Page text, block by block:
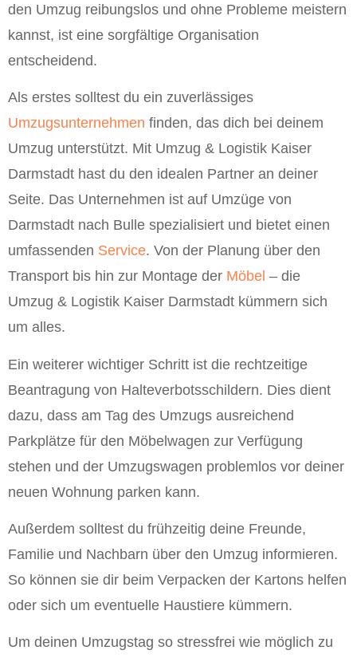
den Umzug reibungslos und ohne Probleme meistern
kannst, ist eine sorgfältige Organisation
entscheidend.
Als erstes solltest du ein zuverlässiges
Umzugsunternehmen finden, das dich bei deinem
Umzug unterstützt. Mit Umzug & Logistik Kaiser
Darmstadt hast du den idealen Partner an deiner
Seite. Das Unternehmen ist auf Umzüge von
Darmstadt nach Bulle spezialisiert und bietet einen
umfassenden Service. Von der Planung über den
Transport bis hin zur Montage der Möbel – die
Umzug & Logistik Kaiser Darmstadt kümmern sich
um alles.
Ein weiterer wichtiger Schritt ist die rechtzeitige
Beantragung von Halteverbotsschildern. Dies dient
dazu, dass am Tag des Umzugs ausreichend
Parkplätze für den Möbelwagen zur Verfügung
stehen und der Umzugswagen problemlos vor deiner
neuen Wohnung parken kann.
Außerdem solltest du frühzeitig deine Freunde,
Familie und Nachbarn über den Umzug informieren.
So können sie dir beim Verpacken der Kartons helfen
oder sich um eventuelle Haustiere kümmern.
Um deinen Umzugstag so stressfrei wie möglich zu